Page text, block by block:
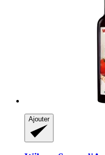
Ajouter